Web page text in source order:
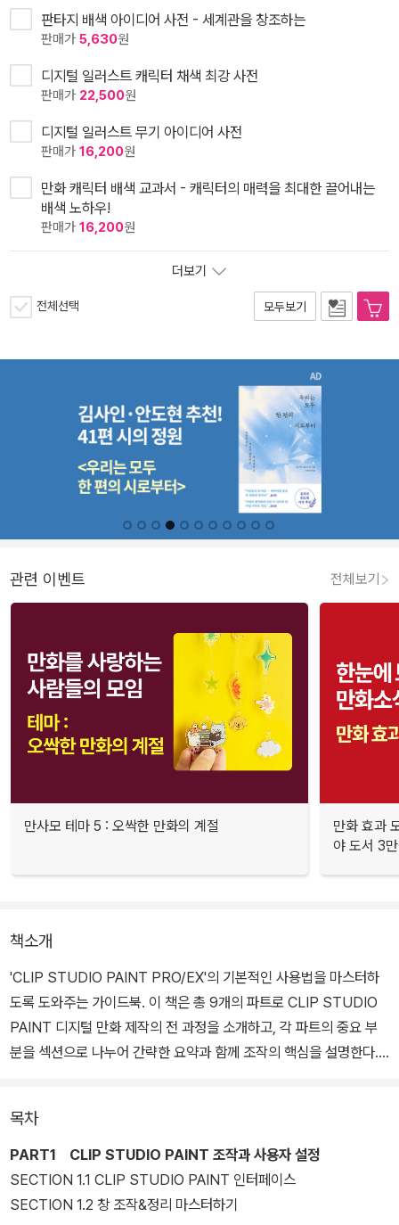
판타지 배색 아이디어 사전 - 세계관을 창조하는
판매가 5,630원
디지털 일러스트 캐릭터 채색 최강 사전
판매가 22,500원
디지털 일러스트 무기 아이디어 사전
판매가 16,200원
만화 캐릭터 배색 교과서 - 캐릭터의 매력을 최대한 끌어내는
배색 노하우!
판매가 16,200원
더보기
전체선택 모두보기
관련 이벤트 전체보기
만사모 테마 5 : 오싹한 만화의 계절
만화 효과
야 도서 3
책소개
'CLIP STUDIO PAINT PRO/EX'의 기본적인 사용법을 마스터하
도록 도와주는 가이드북. 이 책은 총 9개의 파트로 CLIP STUDIO
PAINT 디지털 만화 제작의 전 과정을 소개하고, 각 파트의 중요 부
분을 섹션으로 나누어 간략한 요약과 함께 조작의 핵심을 설명한다.
유저들도 이 책을 활용할 수 있도록 일본어 메뉴도 병기했다.
목차
PART1 CLIP STUDIO PAINT 조작과 사용자 설정
SECTION 1.1 CLIP STUDIO PAINT 인터페이스
SECTION 1.2 창 조작&정리 마스터하기